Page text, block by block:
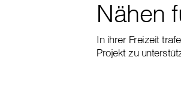
Nähen
In ihrer Freizeit
Projekt zu